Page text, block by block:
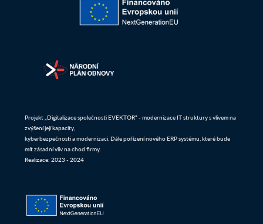
Projekt „Digitalizace společnosti EVEKTOR“ - modernizace IT struktury s vlivem na
zvýšení její kapacity,
kyberbezpečnosti a modernizaci. Dále pořízení nového ERP systému, které bude
mít zásadní vliv na chod firmy.
Realizace: 2023 - 2024